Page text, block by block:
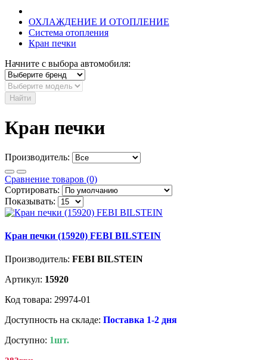
ОХЛАЖДЕНИЕ И ОТОПЛЕНИЕ
Система отопления
Кран печки
Начните с выбора автомобиля:
Найти
Кран печки
Производитель:
Сравнение товаров (0)
Сортировать:
Показывать:
Кран печки (15920) FEBI BILSTEIN
Производитель: FEBI BILSTEIN
Артикул: 15920
Код товара: 29974-01
Доступность на складе: Поставка 1-2 дня
Доступно: 1шт.